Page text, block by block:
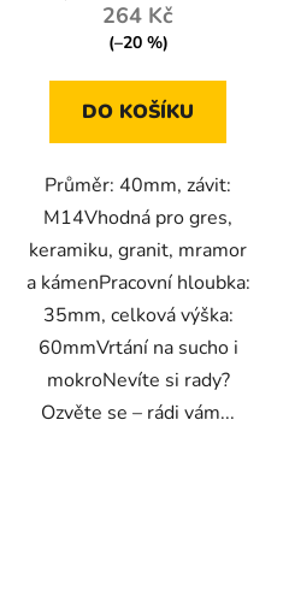
264 Kč
(–20 %)
DO KOŠÍKU
Průměr: 40mm, závit:
M14Vhodná pro gres,
keramiku, granit, mramor
a kámenPracovní hloubka:
35mm, celková výška:
60mmVrtání na sucho i
mokroNevíte si rady?
Ozvěte se – rádi vám...